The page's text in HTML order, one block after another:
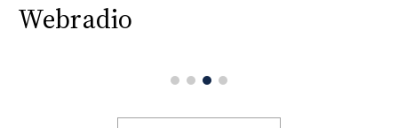
Webradio